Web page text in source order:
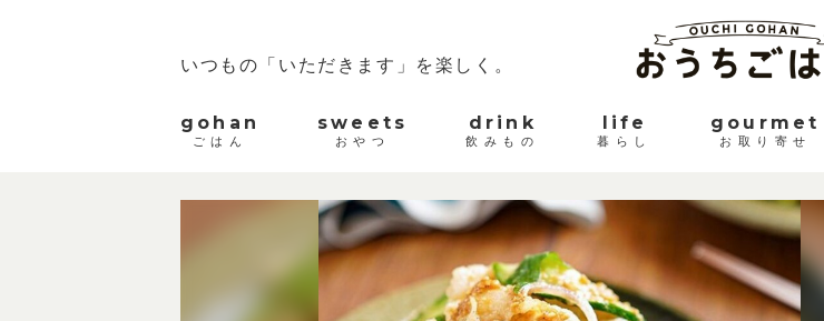
いつもの「いただきます」を楽しく。
gohan
ごはん
sweets
おやつ
drink
飲みもの
life
暮らし
gourmet
お取り寄せ